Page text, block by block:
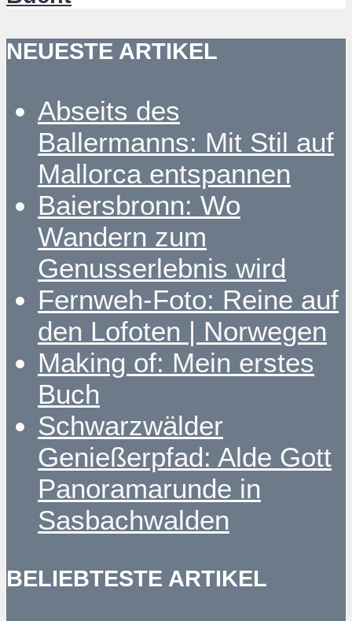
NEUESTE ARTIKEL
Abseits des
Ballermanns: Mit Stil auf
Mallorca entspannen
Baiersbronn: Wo
Wandern zum
Genusserlebnis wird
Fernweh-Foto: Reine auf
den Lofoten | Norwegen
Making of: Mein erstes
Buch
Schwarzwälder
Genießerpfad: Alde Gott
Panoramarunde in
Sasbachwalden
BELIEBTESTE ARTIKEL